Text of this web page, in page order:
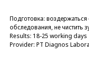
Подготовка:
обследования, не чистить
Results: 18-25 working days
Provider: PT Diagnos